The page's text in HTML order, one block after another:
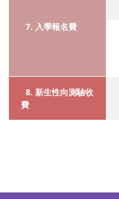
7. 入學報名費
8. 新生性向測驗收
費